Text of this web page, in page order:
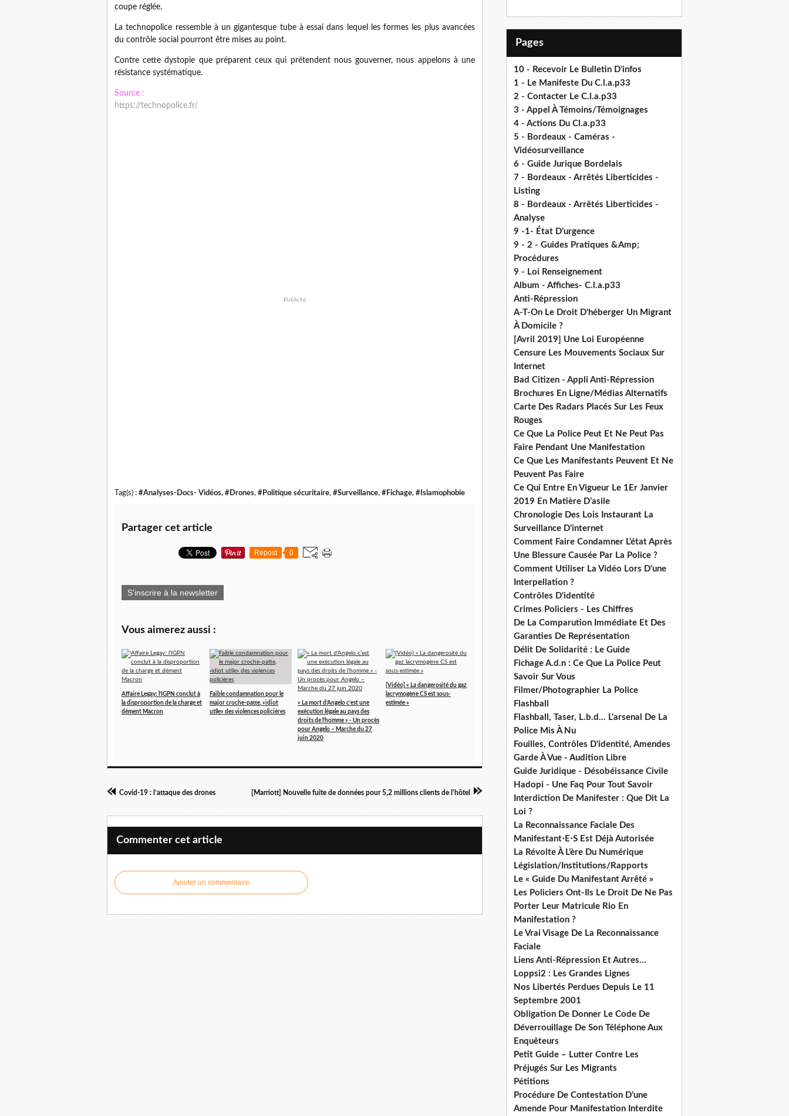
coupe réglée.
La technopolice ressemble à un gigantesque tube à essai dans lequel les formes les plus avancées
du contrôle social pourront être mises au point.
Contre cette dystopie que préparent ceux qui prétendent nous gouverner, nous appelons à une
résistance systématique.
Source :
https://technopolice.fr/
Publicité
Tag(s) : #Analyses-Docs- Vidéos, #Drones, #Politique sécuritaire, #Surveillance, #Fichage, #Islamophobie
Partager cet article
Repost 0
S'inscrire à la newsletter
Vous aimerez aussi :
Affaire Legay: l’IGPN conclut à
la disproportion de la charge et
dément Macron
Faible condamnation pour le
major croche-patte, «idiot
utile» des violences policières
« La mort d’Angelo c’est une
exécution légale au pays des
droits de l’homme » - Un procès
pour Angelo – Marche du 27
juin 2020
[Vidéo] « La dangerosité du gaz
lacrymogène CS est sous-
estimée »
Covid-19 : l’attaque des drones [Marriott] Nouvelle fuite de données pour 5,2 millions clients de l'hôtel
Commenter cet article
Ajouter un commentaire
Pages
10 - Recevoir Le Bulletin D'infos
1 - Le Manifeste Du C.l.a.p33
2 - Contacter Le C.l.a.p33
3 - Appel À Témoins/Témoignages
4 - Actions Du Cl.a.p33
5 - Bordeaux - Caméras -
Vidéosurveillance
6 - Guide Jurique Bordelais
7 - Bordeaux - Arrêtés Liberticides -
Listing
8 - Bordeaux - Arrêtés Liberticides -
Analyse
9 -1- État D'urgence
9 - 2 - Guides Pratiques &Amp;
Procédures
9 - Loi Renseignement
Album - Affiches- C.l.a.p33
Anti-Répression
A-T-On Le Droit D'héberger Un Migrant
À Domicile ?
[Avril 2019] Une Loi Européenne
Censure Les Mouvements Sociaux Sur
Internet
Bad Citizen - Appli Anti-Répression
Brochures En Ligne/Médias Alternatifs
Carte Des Radars Placés Sur Les Feux
Rouges
Ce Que La Police Peut Et Ne Peut Pas
Faire Pendant Une Manifestation
Ce Que Les Manifestants Peuvent Et Ne
Peuvent Pas Faire
Ce Qui Entre En Vigueur Le 1Er Janvier
2019 En Matière D’asile
Chronologie Des Lois Instaurant La
Surveillance D'internet
Comment Faire Condamner L’état Après
Une Blessure Causée Par La Police ?
Comment Utiliser La Vidéo Lors D’une
Interpellation ?
Contrôles D'identité
Crimes Policiers - Les Chiffres
De La Comparution Immédiate Et Des
Garanties De Représentation
Délit De Solidarité : Le Guide
Fichage A.d.n : Ce Que La Police Peut
Savoir Sur Vous
Filmer/Photographier La Police
Flashball
Flashball, Taser, L.b.d... L'arsenal De La
Police Mis À Nu
Fouilles, Contrôles D'identité, Amendes
Garde À Vue - Audition Libre
Guide Juridique - Désobéissance Civile
Hadopi - Une Faq Pour Tout Savoir
Interdiction De Manifester : Que Dit La
Loi ?
La Reconnaissance Faciale Des
Manifestant⋅E⋅S Est Déjà Autorisée
La Révolte À L’ère Du Numérique
Législation/Institutions/Rapports
Le « Guide Du Manifestant Arrêté »
Les Policiers Ont-Ils Le Droit De Ne Pas
Porter Leur Matricule Rio En
Manifestation ?
Le Vrai Visage De La Reconnaissance
Faciale
Liens Anti-Répression Et Autres...
Loppsi2 : Les Grandes Lignes
Nos Libertés Perdues Depuis Le 11
Septembre 2001
Obligation De Donner Le Code De
Déverrouillage De Son Téléphone Aux
Enquêteurs
Petit Guide – Lutter Contre Les
Préjugés Sur Les Migrants
Pétitions
Procédure De Contestation D’une
Amende Pour Manifestation Interdite